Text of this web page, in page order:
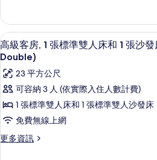
有
相
片
準
雙
人
床
和
1
張
沙
發
客
房,
1
張
準
雙
床
和
張
顯
示
高
級
客
房,
1
張
高級
6
高級客房, 1 張標準雙人床和 1 張沙
Double)
23 平方公尺
可容納 3 人 (依實際入住人數計費)
1 張標準雙人床和 1 張標準雙人沙發床
免費無線上網
更多資訊
更